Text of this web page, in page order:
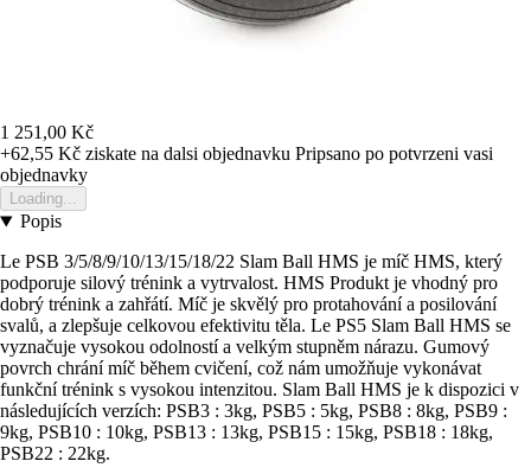
1 251,00 Kč
+62,55 Kč ziskate na dalsi objednavku Pripsano po potvrzeni vasi
objednavky
Loading...
Popis
Le PSB 3/5/8/9/10/13/15/18/22 Slam Ball HMS je míč HMS, který
podporuje silový trénink a vytrvalost. HMS Produkt je vhodný pro
dobrý trénink a zahřátí. Míč je skvělý pro protahování a posilování
svalů, a zlepšuje celkovou efektivitu těla. Le PS5 Slam Ball HMS se
vyznačuje vysokou odolností a velkým stupněm nárazu. Gumový
povrch chrání míč během cvičení, což nám umožňuje vykonávat
funkční trénink s vysokou intenzitou. Slam Ball HMS je k dispozici v
následujících verzích: PSB3 : 3kg, PSB5 : 5kg, PSB8 : 8kg, PSB9 :
9kg, PSB10 : 10kg, PSB13 : 13kg, PSB15 : 15kg, PSB18 : 18kg,
PSB22 : 22kg.